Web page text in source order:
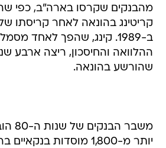
מהבנקים שקרסו בארה"ב, כפי
קריטינג בהונאה לאחר קריסתו
ב-1989. קינג, שהפך לאחד
ההלוואה והחיסכון, ריצה ארבע
שהורשע בהונאה.
יותר מ-1,800 מוסדות